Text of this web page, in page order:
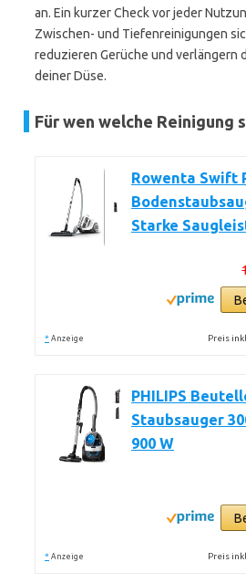
an. Ein kurzer Check vor jeder
Zwischen- und Tiefenreinigungen
reduzieren Gerüche und verlängern
deiner Düse.
Für wen welche Reinigung
Rowenta Swift
Starke
* Anzeige Preis
PHILIPS
Staubsauger
900 W
* Anzeige Preis